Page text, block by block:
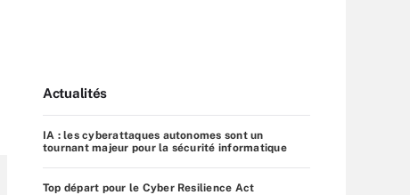
Actualités
IA : les cyberattaques autonomes sont un
tournant majeur pour la sécurité informatique
Top départ pour le Cyber Resilience Act